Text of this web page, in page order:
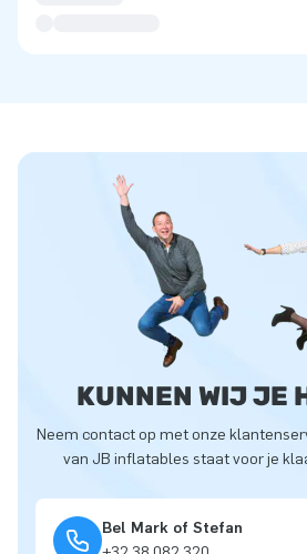
KUNNEN WIJ JE
Neem contact op met onze
van JB inflatables staat voor je
Bel Mark of Stefan